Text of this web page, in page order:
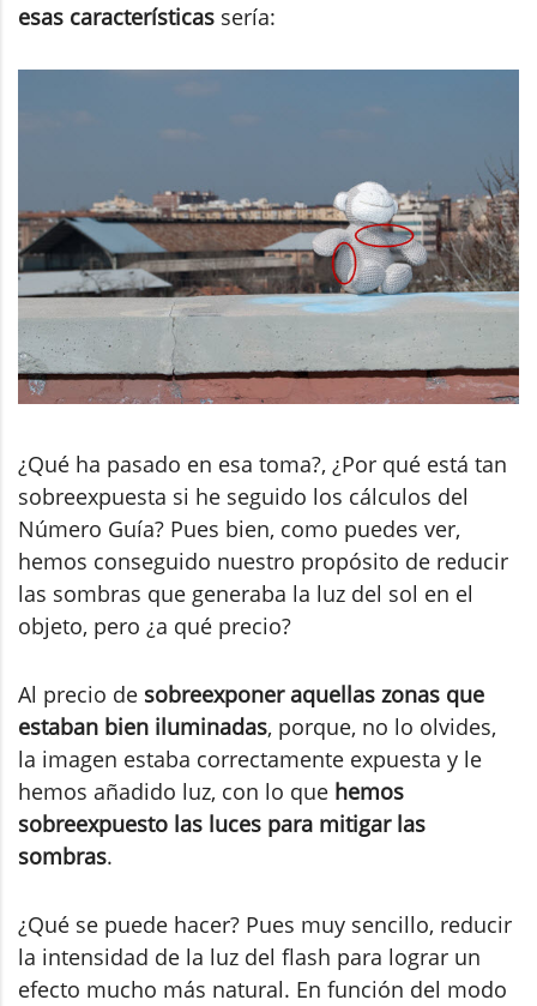
esas características sería:
¿Qué ha pasado en esa toma?, ¿Por qué está tan
sobreexpuesta si he seguido los cálculos del
Número Guía? Pues bien, como puedes ver,
hemos conseguido nuestro propósito de reducir
las sombras que generaba la luz del sol en el
objeto, pero ¿a qué precio?
Al precio de sobreexponer aquellas zonas que
estaban bien iluminadas, porque, no lo olvides,
la imagen estaba correctamente expuesta y le
hemos añadido luz, con lo que hemos
sobreexpuesto las luces para mitigar las
sombras.
¿Qué se puede hacer? Pues muy sencillo, reducir
la intensidad de la luz del flash para lograr un
efecto mucho más natural. En función del modo